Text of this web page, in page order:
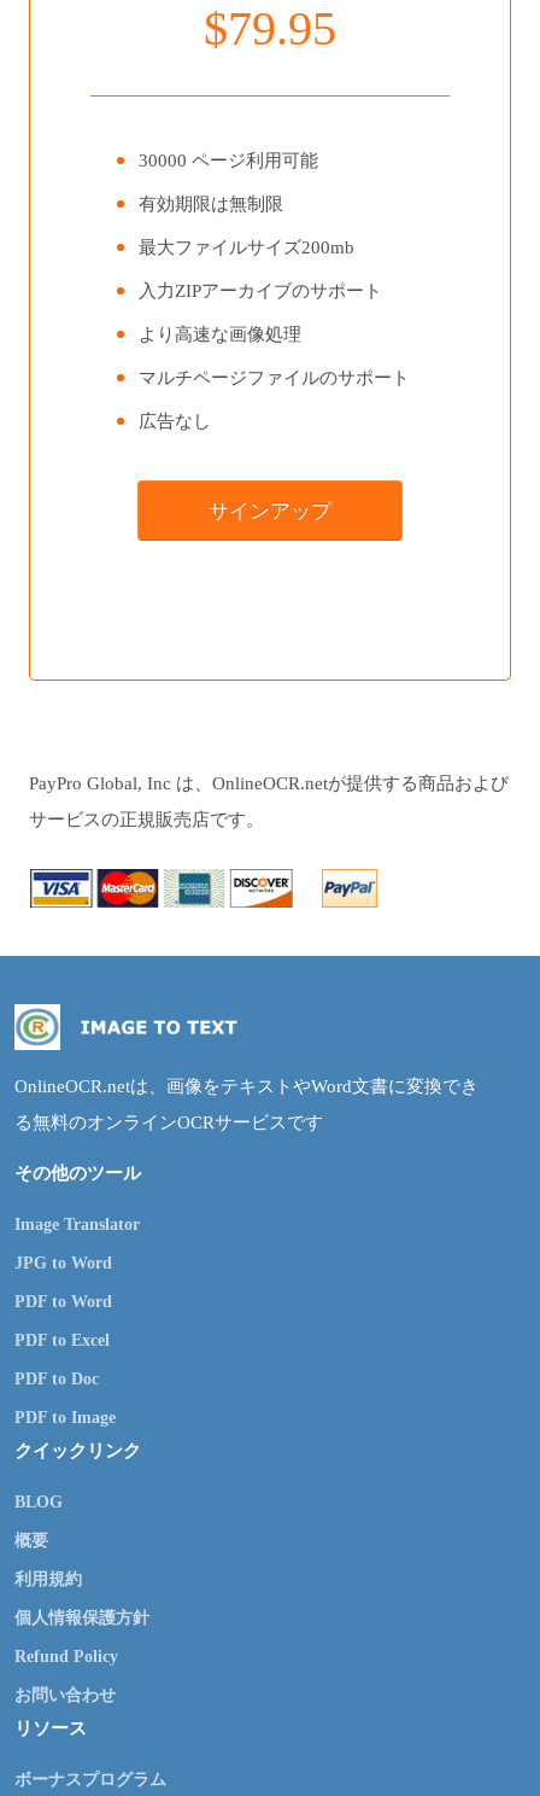
$79.95
30000 ページ利用可能
有効期限は無制限
最大ファイルサイズ200mb
入力ZIPアーカイブのサポート
より高速な画像処理
マルチページファイルのサポート
広告なし
PayPro Global, Inc は、OnlineOCR.netが提供する商品および
サービスの正規販売店です。
OnlineOCR.netは、画像をテキストやWord文書に変換でき
る無料のオンラインOCRサービスです
その他のツール
Image Translator
JPG to Word
PDF to Word
PDF to Excel
PDF to Doc
PDF to Image
クイックリンク
BLOG
概要
利用規約
個人情報保護方針
Refund Policy
お問い合わせ
リソース
ボーナスプログラム